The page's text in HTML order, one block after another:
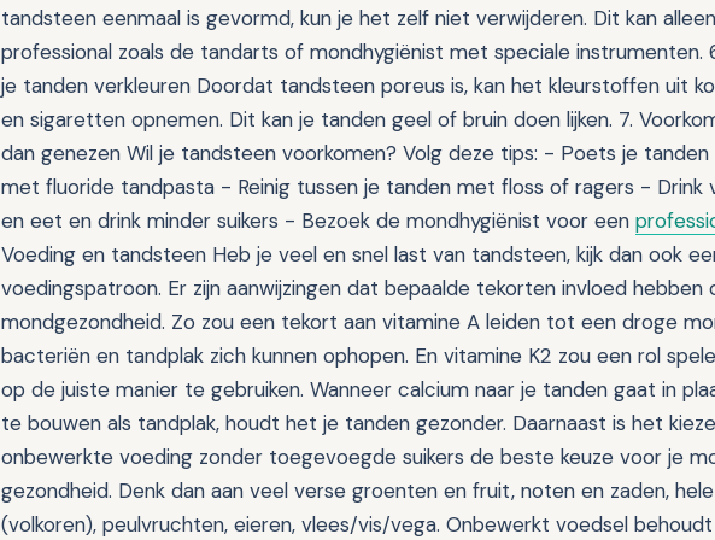
tandsteen eenmaal is gevormd, kun je het zelf niet verwijderen. Dit kan
professional zoals de tandarts of mondhygiënist met speciale instrumenten.
je tanden verkleuren Doordat tandsteen poreus is, kan het kleurstoffen uit
en sigaretten opnemen. Dit kan je tanden geel of bruin doen lijken. 7.
dan genezen Wil je tandsteen voorkomen? Volg deze tips: - Poets je
met fluoride tandpasta - Reinig tussen je tanden met floss of ragers - Drink
en eet en drink minder suikers - Bezoek de mondhygiënist voor een
Voeding en tandsteen Heb je veel en snel last van tandsteen, kijk dan ook
voedingspatroon. Er zijn aanwijzingen dat bepaalde tekorten invloed hebben
mondgezondheid. Zo zou een tekort aan vitamine A leiden tot een droge
bacteriën en tandplak zich kunnen ophopen. En vitamine K2 zou een rol
op de juiste manier te gebruiken. Wanneer calcium naar je tanden gaat in
te bouwen als tandplak, houdt het je tanden gezonder. Daarnaast is het
onbewerkte voeding zonder toegevoegde suikers de beste keuze voor je
gezondheid. Denk dan aan veel verse groenten en fruit, noten en zaden,
(volkoren), peulvruchten, eieren, vlees/vis/vega. Onbewerkt voedsel